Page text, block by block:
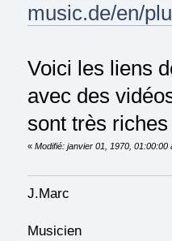
music.de/en/
Voici les liens
avec des
sont très
« Modifié: janvier 01, 1970, 01:00:00
J.Marc
Musicien